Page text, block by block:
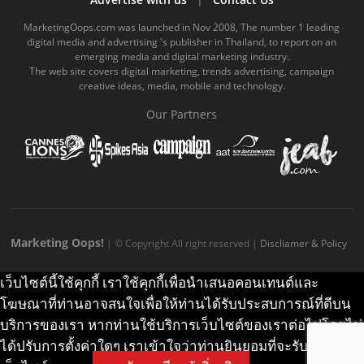
o
o
k
c
o
b
e
.
o
m
e
g
r
a
.
k
.
c
m
MarketingOops.com was launched in Nov 2008, The number 1 leading
digital media and advertising 's publisher in Thailand, to report on an
emerging media and digital marketing industry.
The web site covers digital marketing, trends advertising, campaign
creative ideas, media, mobile and technology.
Our Partners
Marketing Oops! | © Copyright All right reserved | Discliamer & Policy
เว็บไซต์นี้ใช้คุกกี้ เราใช้คุกกี้เพื่อนำเสนอคอนเทนต์และ
โฆษณาที่ท่านอาจสนใจเพื่อให้ท่านได้รับประสบการณ์ที่ดีบน
บริการของเรา หากท่านใช้บริการเว็บไซต์ของเราต่อไปโดยไม่
ได้ปรับการตั้งค่าใดๆ เราเข้าใจว่าท่านยินยอมที่จะรับคุกกี้บน